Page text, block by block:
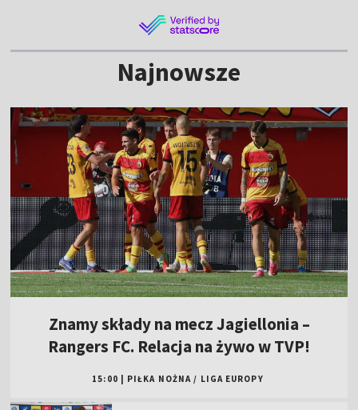
Najnowsze
Znamy składy na mecz Jagiellonia –
Rangers FC. Relacja na żywo w TVP!
15:00 PIŁKA NOŻNA / LIGA EUROPY